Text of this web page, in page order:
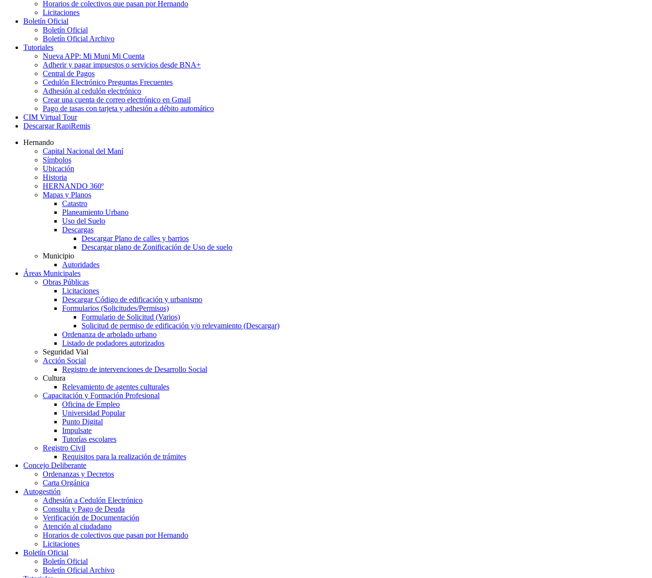
Horarios de colectivos que pasan por Hernando
Licitaciones
Boletín Oficial
Boletín Oficial
Boletín Oficial Archivo
Tutoriales
Nueva APP: Mi Muni Mi Cuenta
Adherir y pagar impuestos o servicios desde BNA+
Central de Pagos
Cedulón Electrónico Preguntas Frecuentes
Adhesión al cedulón electrónico
Crear una cuenta de correo electrónico en Gmail
Pago de tasas con tarjeta y adhesión a débito automático
CIM Virtual Tour
Descargar RapiRemis
Hernando
Capital Nacional del Maní
Símbolos
Ubicación
Historia
HERNANDO 360º
Mapas y Planos
Catastro
Planeamiento Urbano
Uso del Suelo
Descargas
Descargar Plano de calles y barrios
Descargar plano de Zonificación de Uso de suelo
Municipio
Autoridades
Áreas Municipales
Obras Públicas
Licitaciones
Descargar Código de edificación y urbanismo
Formularios (Solicitudes/Permisos)
Formulario de Solicitud (Varios)
Solicitud de permiso de edificación y/o relevamiento (Descargar)
Ordenanza de arbolado urbano
Listado de podadores autorizados
Seguridad Vial
Acción Social
Registro de intervenciones de Desarrollo Social
Cultura
Relevamiento de agentes culturales
Capacitación y Formación Profesional
Oficina de Empleo
Universidad Popular
Punto Digital
Impulsate
Tutorías escolares
Registro Civil
Requisitos para la realización de trámites
Concejo Deliberante
Ordenanzas y Decretos
Carta Orgánica
Autogestión
Adhesión a Cedulón Electrónico
Consulta y Pago de Deuda
Verificación de Documentación
Atención al ciudadano
Horarios de colectivos que pasan por Hernando
Licitaciones
Boletín Oficial
Boletín Oficial
Boletín Oficial Archivo